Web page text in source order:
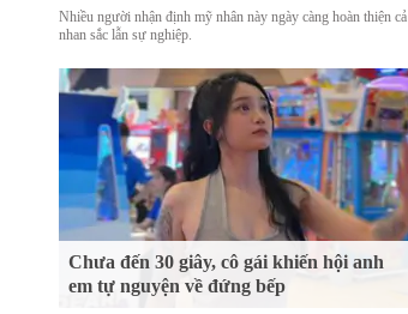
Nhiều người nhận định mỹ nhân này ngày càng hoàn thiện cả
nhan sắc lẫn sự nghiệp.
Chưa đến 30 giây, cô gái khiến hội anh
em tự nguyện về đứng bếp